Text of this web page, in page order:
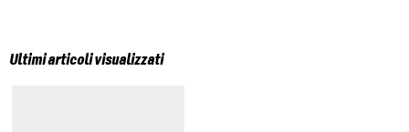
Ultimi articoli visualizzati